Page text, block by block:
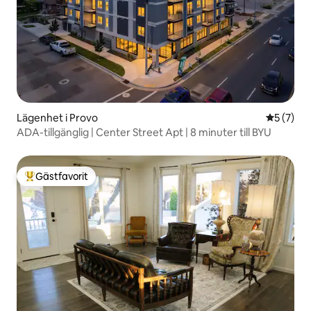
Lägenhet i Provo 5 av 5 i
5 (7)
ADA-tillgänglig | Center Street Apt | 8 minuter till BYU
Populär gästfavorit
Gästfavorit